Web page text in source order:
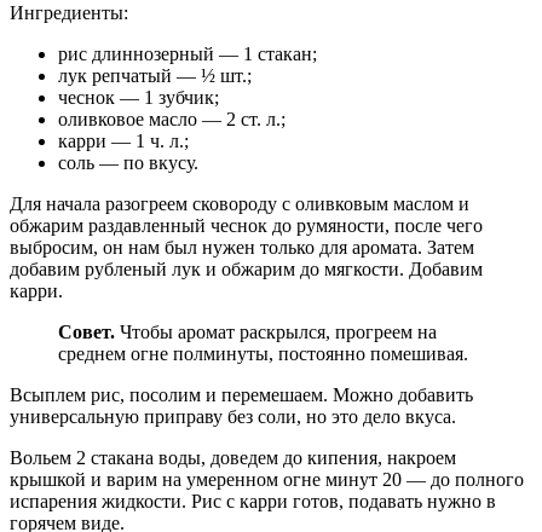
Ингредиенты:
рис длиннозерный — 1 стакан;
лук репчатый — ½ шт.;
чеснок — 1 зубчик;
оливковое масло — 2 ст. л.;
карри — 1 ч. л.;
соль — по вкусу.
Для начала разогреем сковороду с оливковым маслом и
обжарим раздавленный чеснок до румяности, после чего
выбросим, он нам был нужен только для аромата. Затем
добавим рубленый лук и обжарим до мягкости. Добавим
карри.
Совет. Чтобы аромат раскрылся, прогреем на
среднем огне полминуты, постоянно помешивая.
Всыплем рис, посолим и перемешаем. Можно добавить
универсальную приправу без соли, но это дело вкуса.
Вольем 2 стакана воды, доведем до кипения, накроем
крышкой и варим на умеренном огне минут 20 — до полного
испарения жидкости. Рис с карри готов, подавать нужно в
горячем виде.